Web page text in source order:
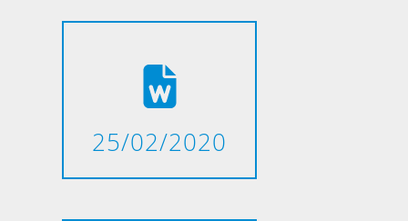
25/02/2020